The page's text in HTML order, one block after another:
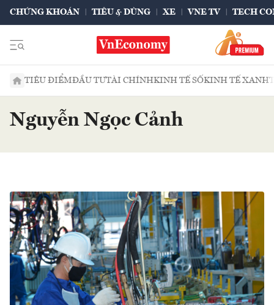
CHỨNG KHOÁN TIÊU & DÙNG XE VNE TV TECH
TIÊU ĐIỂMĐẦU TƯTÀI CHÍNHKINH TẾ SỐKINH TẾ XANH
Nguyễn Ngọc Cảnh